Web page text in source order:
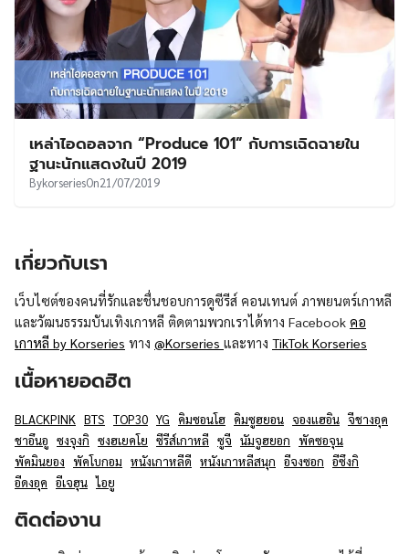
เหล่าไอดอลจาก “Produce 101” กับการเฉิดฉายใน
ฐานะนักแสดงในปี 2019
BykorseriesOn21/07/2019
เกี่ยวกับเรา
เว็บไซต์ของคนที่รักและชื่นชอบการดูซีรีส์ คอนเทนต์ ภาพยนตร์เกาหลี
และวัฒนธรรมบันเทิงเกาหลี ติดตามพวกเราได้ทาง Facebook คอ
เกาหลี by Korseries ทาง @Korseries และทาง TikTok Korseries
เนื้อหายอดฮิต
BLACKPINK BTS TOP30 YG คิมซอนโฮ คิมซูฮยอน จองแฮอิน จีชางอุค
ชาอึนอู ซงจุงกิ ซงฮเยคโย ซีรีส์เกาหลี ซูจี นัมจูฮยอก พัคซอจุน
พัคมินยอง พัคโบกอม หนังเกาหลีดี หนังเกาหลีสนุก อีจงซอก อีซึงกิ
อีดงอุค อีเจฮุน ไอยู
ติดต่องาน